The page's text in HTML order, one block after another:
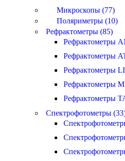
Микроскопы (77)
Поляриметры (10)
Рефрактометры (85)
Рефрактометры
Рефрактометры
Рефрактометры
Рефрактометры
Рефрактометры
Спектрофотометры